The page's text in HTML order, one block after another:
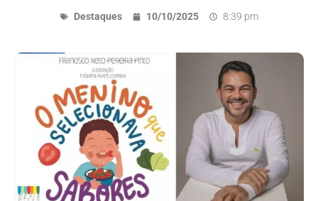
Destaques 10/10/2025 8:39 pm